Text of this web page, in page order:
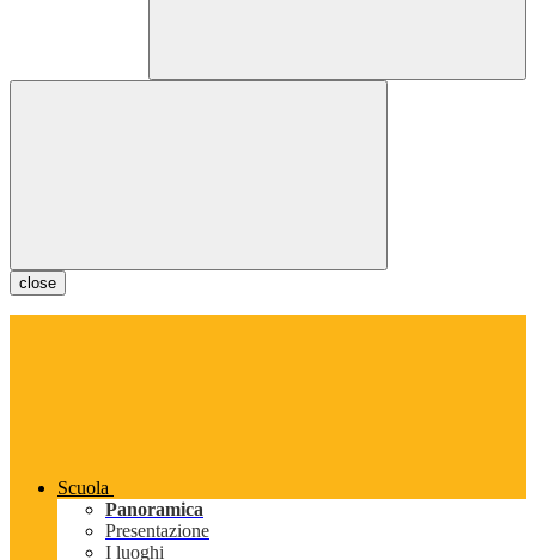
close
Scuola
Panoramica
Presentazione
I luoghi